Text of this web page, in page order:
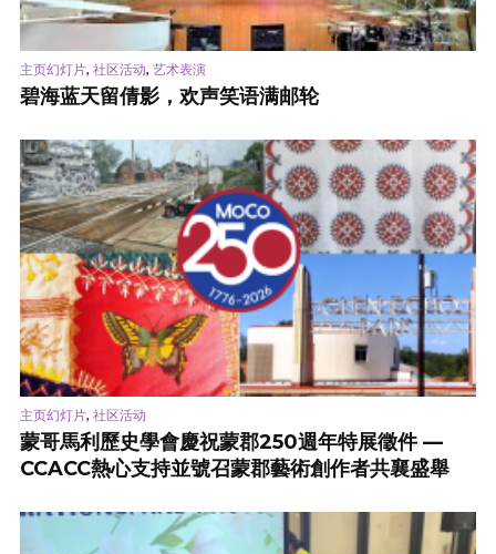
主页幻灯片, 社区活动, 艺术表演
碧海蓝天留倩影，欢声笑语满邮轮
主页幻灯片, 社区活动
蒙哥馬利歷史學會慶祝蒙郡250週年特展徵件 —
CCACC熱心支持並號召蒙郡藝術創作者共襄盛舉